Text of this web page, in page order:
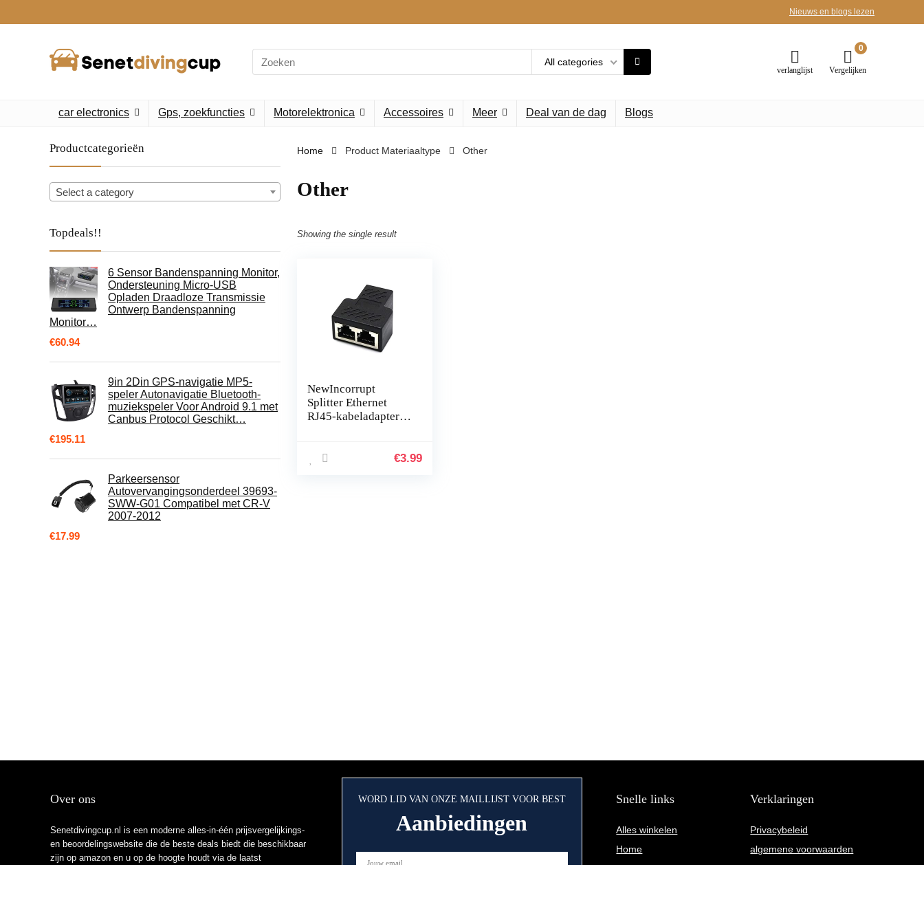
Nieuws en blogs lezen
Search
for:
All categories
verlanglijst
0
Vergelijken
car electronics Gps, zoekfuncties Motorelektronica Accessoires Meer Deal van de dag Blogs
Productcategorieën
Select a category
Topdeals!!
6 Sensor Bandenspanning Monitor,
Ondersteuning Micro-USB
Opladen Draadloze Transmissie
Ontwerp Bandenspanning
Monitor…
€60.94
9in 2Din GPS-navigatie MP5-
speler Autonavigatie Bluetooth-
muziekspeler Voor Android 9.1 met
Canbus Protocol Geschikt…
€195.11
Parkeersensor
Autovervangingsonderdeel 39693-
SWW-G01 Compatibel met CR-V
2007-2012
€17.99
Home Product Materiaaltype ‎Other
‎Other
Showing the single result
NewIncorrupt
Splitter Ethernet
RJ45-kabeladapter 1
LAN-
€3.99
Over ons
Senetdivingcup.nl is een moderne alles-in-één prijsvergelijkings-
en beoordelingswebsite die de beste deals biedt die beschikbaar
zijn op amazon en u op de hoogte houdt via de laatst
WORD LID VAN ONZE MAILLIJST VOOR BEST
Aanbiedingen
Snelle links
Alles winkelen
Home
Blogs
Verklaringen
Privacybeleid
algemene voorwaarden
Gelieerde openbaarmaking